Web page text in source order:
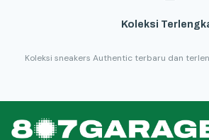
Koleksi
Koleksi sneakers Authentic terbaru dan